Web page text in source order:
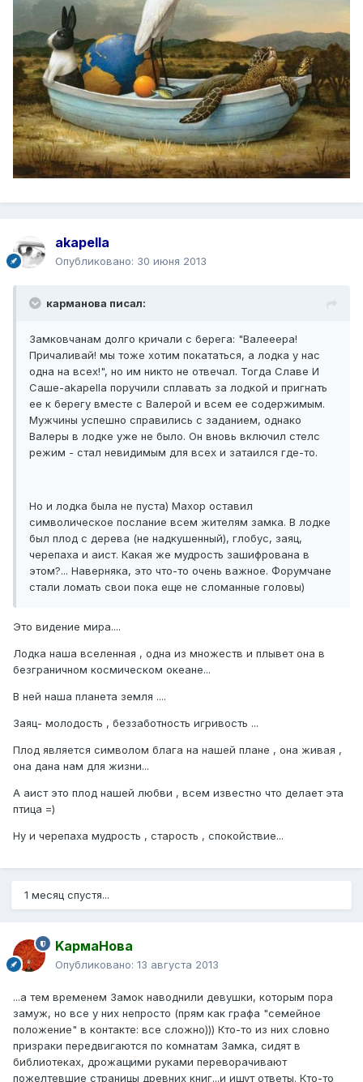
akapella
Опубликовано: 30 июня 2013
карманова писал:
Замковчанам долго кричали с берега: "Валееера!
Причаливай! мы тоже хотим покататься, а лодка у нас
одна на всех!", но им никто не отвечал. Тогда Славе И
Саше-akapella поручили сплавать за лодкой и пригнать
ее к берегу вместе с Валерой и всем ее содержимым.
Мужчины успешно справились с заданием, однако
Валеры в лодке уже не было. Он вновь включил стелс
режим - стал невидимым для всех и затаился где-то.
Но и лодка была не пуста) Махор оставил
символическое послание всем жителям замка. В лодке
был плод с дерева (не надкушенный), глобус, заяц,
черепаха и аист. Какая же мудрость зашифрована в
этом?... Наверняка, это что-то очень важное. Форумчане
стали ломать свои пока еще не сломанные головы)
Это видение мира....
Лодка наша вселенная , одна из множеств и плывет она в
безграничном космическом океане...
В ней наша планета земля ....
Заяц- молодость , беззаботность игривость ...
Плод является символом блага на нашей плане , она живая ,
она дана нам для жизни...
А аист это плод нашей любви , всем известно что делает эта
птица =)
Ну и черепаха мудрость , старость , спокойствие...
1 месяц спустя...
KармаНова
Опубликовано: 13 августа 2013
...а тем временем Замок наводнили девушки, которым пора
замуж, но все у них непросто (прям как графа "семейное
положение" в контакте: все сложно))) Кто-то из них словно
призраки передвигаются по комнатам Замка, сидят в
библиотеках, дрожащими руками переворачивают
пожелтевшие страницы древних книг...и ищут ответы. Кто-то